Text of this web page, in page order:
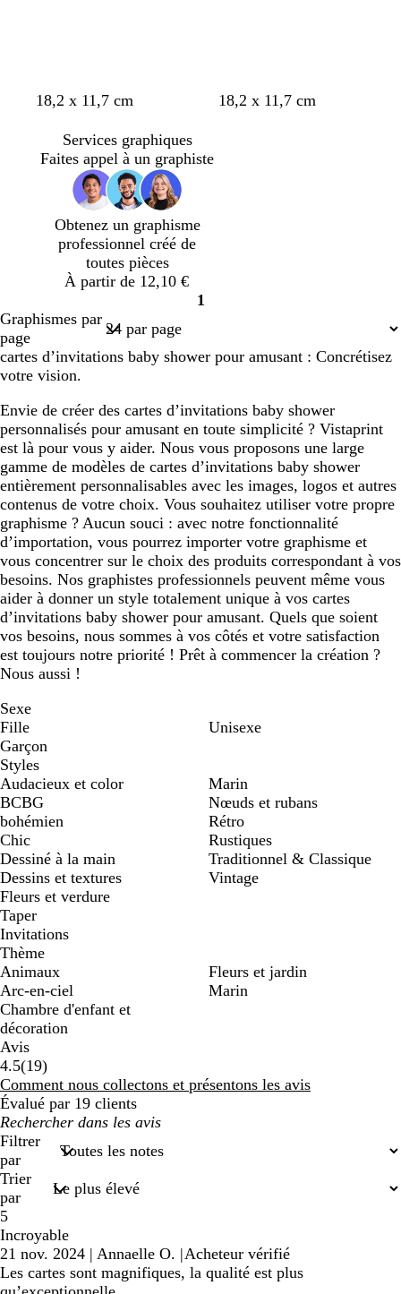
b
n
b
n
c
m
g
s
b
n
g
s
18,2 x 11,7 cm
c
b
b
b
b
b
18,2 x 11,7 cm
Services graphiques
Faites appel à un graphiste
Obtenez un graphisme
professionnel créé de
toutes pièces
À partir de 12,10 €
Page
1
Graphismes par
page
cartes d’invitations baby shower pour amusant : Concrétisez
votre vision.
Envie de créer des cartes d’invitations baby shower
personnalisés pour amusant en toute simplicité ? Vistaprint
est là pour vous y aider. Nous vous proposons une large
gamme de modèles de cartes d’invitations baby shower
entièrement personnalisables avec les images, logos et autres
contenus de votre choix. Vous souhaitez utiliser votre propre
graphisme ? Aucun souci : avec notre fonctionnalité
d’importation, vous pourrez importer votre graphisme et
vous concentrer sur le choix des produits correspondant à vos
besoins. Nos graphistes professionnels peuvent même vous
aider à donner un style totalement unique à vos cartes
d’invitations baby shower pour amusant. Quels que soient
vos besoins, nous sommes à vos côtés et votre satisfaction
est toujours notre priorité ! Prêt à commencer la création ?
Nous aussi !
Sexe
Fille
Garçon
Unisexe
Styles
Audacieux et color
BCBG
bohémien
Chic
Dessiné à la main
Dessins et textures
Fleurs et verdure
Marin
Nœuds et rubans
Rétro
Rustiques
Traditionnel & Classique
Vintage
Taper
Invitations
Thème
Animaux
Arc-en-ciel
Chambre d'enfant et
décoration
Fleurs et jardin
Marin
Avis
4.5(1919
avis
)
Comment nous collectons et présentons les avis
Évalué par 19 clients
Mes
recherches
saisies
Filtrer
par
Trier
par
5
Incroyable
21 nov. 2024 | Annaelle O. |Acheteur vérifié
Les cartes sont magnifiques, la qualité est plus